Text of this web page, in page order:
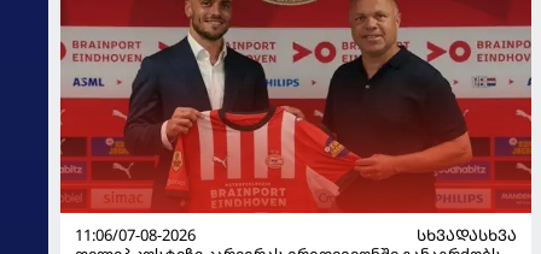
11:06/07-08-2026
ᲡᲮᲕᲐᲓᲐᲡᲮᲕᲐ